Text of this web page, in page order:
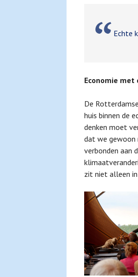
Echte
Economie
De
huis binnen de
denken moet
dat we gewoon
verbonden aan
zit niet alleen in